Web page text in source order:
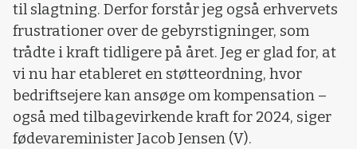
til slagtning. Derfor forstår jeg også erhvervets
frustrationer over de gebyrstigninger, som
trådte i kraft tidligere på året. Jeg er glad for, at
vi nu har etableret en støtteordning, hvor
bedriftsejere kan ansøge om kompensation –
også med tilbagevirkende kraft for 2024, siger
fødevareminister Jacob Jensen (V).